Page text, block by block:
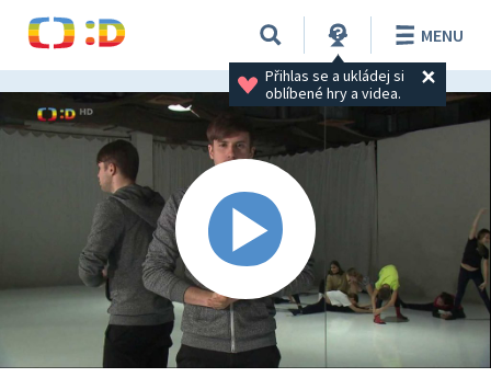
Přihlas se a ukládej si
oblíbené hry a videa.
MENU